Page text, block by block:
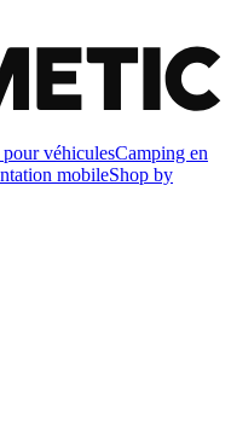
pour véhiculesCamping en
mobileShop by